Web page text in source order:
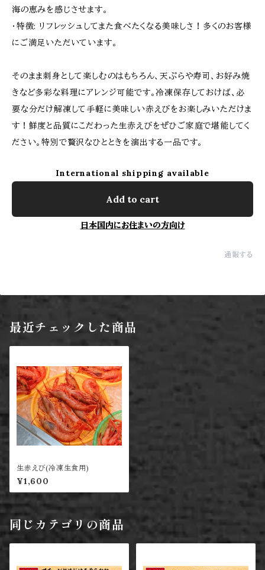
海の恵みを感じさせます。
・特徴: リフレッシュしてまた食べたくなる美味しさ！多くのお客様
にご満足いただいています。
そのまま刺身として楽しむのはもちろん、天ぷらや寿司、お好み焼
きなど多彩な料理にアレンジ可能です。冷凍保存しておけば、必
要な分だけ解凍して手軽に美味しい赤えびをお楽しみいただけま
す！鮮度と品質にこだわった生赤えびをぜひご家庭で堪能してく
ださい。特別で贅沢なひとときを演出する一品です。
International shipping available
Add to cart
日本国内にお住まいの方向け
通報する
最近チェックした商品
生赤えび(冷凍生食用)
¥1,600
同じカテゴリの商品